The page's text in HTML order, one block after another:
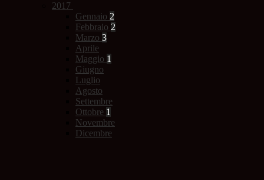
2017
Gennaio 2
Febbraio 2
Marzo 3
Aprile
Maggio 1
Giugno
Luglio
Agosto
Settembre
Ottobre 1
Novembre
Dicembre